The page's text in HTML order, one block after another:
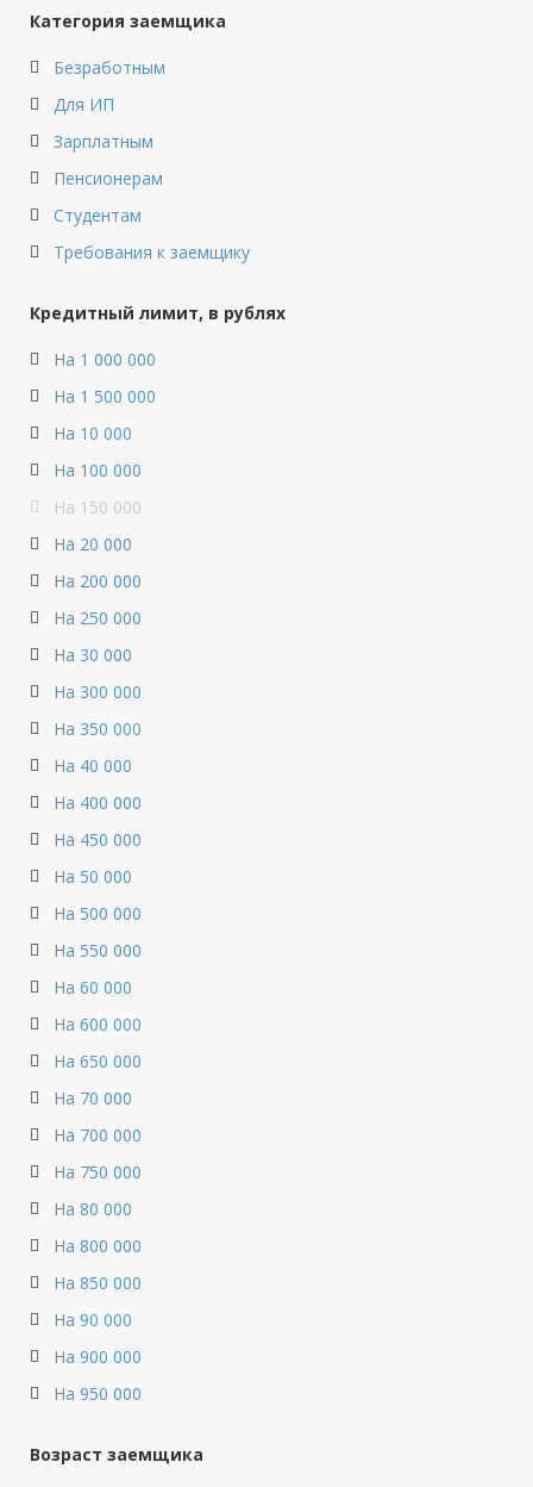
Категория заемщика
Безработным
Для ИП
Зарплатным
Пенсионерам
Студентам
Требования к заемщику
Кредитный лимит, в рублях
На 1 000 000
На 1 500 000
На 10 000
На 100 000
На 150 000
На 20 000
На 200 000
На 250 000
На 30 000
На 300 000
На 350 000
На 40 000
На 400 000
На 450 000
На 50 000
На 500 000
На 550 000
На 60 000
На 600 000
На 650 000
На 70 000
На 700 000
На 750 000
На 80 000
На 800 000
На 850 000
На 90 000
На 900 000
На 950 000
Возраст заемщика